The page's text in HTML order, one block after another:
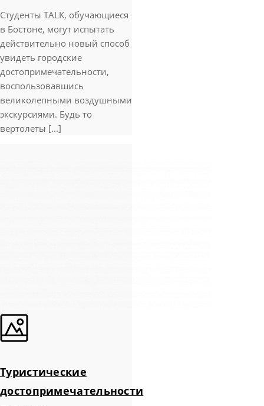
Студенты TALK, обучающиеся
в Бостоне, могут испытать
действительно новый способ
увидеть городские
достопримечательности,
воспользовавшись
великолепными воздушными
экскурсиями. Будь то
вертолеты [...]
Туристические
достопримечательности